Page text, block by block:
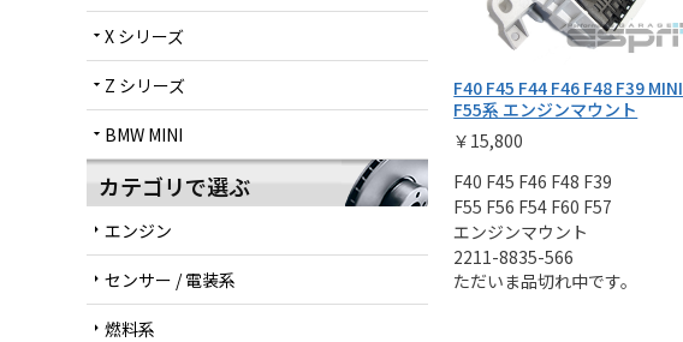
arrow_drop_down X シリーズ
arrow_drop_down Z シリーズ
arrow_drop_down BMW MINI
カテゴリで選ぶ
arrow_right エンジン
arrow_right センサー / 電装系
arrow_right 燃料系
F40 F45 F44 F46 F48 F39 MINI
F55系 エンジンマウント
￥15,800
F40 F45 F46 F48 F39
F55 F56 F54 F60 F57
エンジンマウント
2211-8835-566
ただいま品切れ中です。